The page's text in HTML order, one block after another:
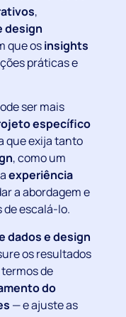
,
design
que osinsights
práticas e
ser mais
específico
que exija tanto
, como um
experiência
a abordagem e
de escalá-lo.
dados e design
os resultados
de
do
— e ajuste as